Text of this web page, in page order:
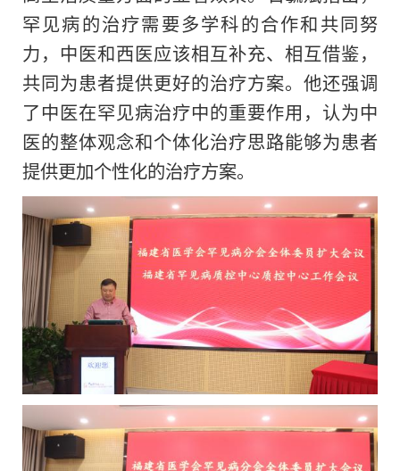
罕见病的治疗需要多学科的合作和共同努
力，中医和西医应该相互补充、相互借鉴，
共同为患者提供更好的治疗方案。他还强调
了中医在罕见病治疗中的重要作用，认为中
医的整体观念和个体化治疗思路能够为患者
提供更加个性化的治疗方案。